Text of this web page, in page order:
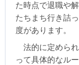
た時点で退職や
たちまち行き詰
度があります。
法的に定められ
って具体的なル